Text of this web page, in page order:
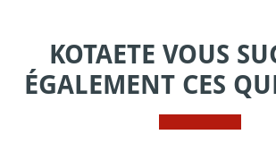
KOTAETE VOUS
ÉGALEMENT CES